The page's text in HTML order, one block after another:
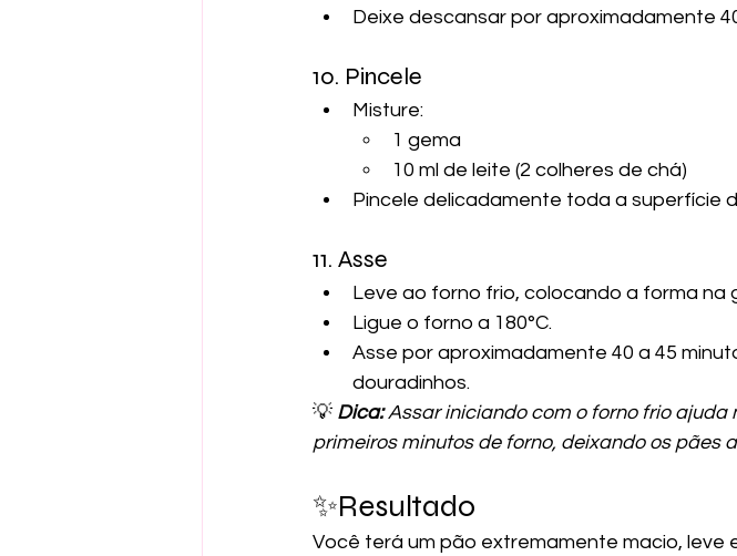
Deixe descansar por aproximadamente
10. Pincele
Misture:
1 gema
10 ml de leite (2 colheres de chá)
Pincele delicadamente toda a superfície
11. Asse
Leve ao forno frio, colocando a forma na
Ligue o forno a 180°C.
Asse por aproximadamente 40 a 45
douradinhos.
💡 Dica: Assar iniciando com o forno frio
primeiros minutos de forno, deixando os pães
✨Resultado
Você terá um pão extremamente macio, leve